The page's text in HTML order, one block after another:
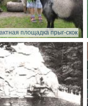
площадка прыг-скок